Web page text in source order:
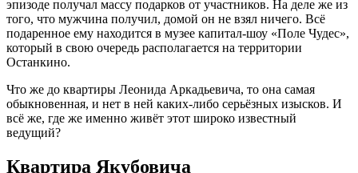
эпизоде получал массу подарков от участников. На деле же из
того, что мужчина получил, домой он не взял ничего. Всё
подаренное ему находится в музее капитал-шоу «Поле Чудес»,
который в свою очередь располагается на территории
Останкино.
Что же до квартиры Леонида Аркадьевича, то она самая
обыкновенная, и нет в ней каких-либо серьёзных изысков. И
всё же, где же именно живёт этот широко известный
ведущий?
Квартира Якубовича